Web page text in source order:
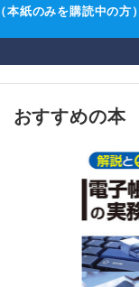
（本紙のみを購読中の方）
おすすめの本